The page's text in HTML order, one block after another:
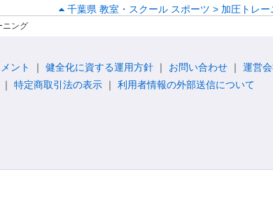
千葉県 教室・スクール スポーツ > 加圧トレ
ニング
ント 健全化に資する運用方針 お問い合わせ
運営
特定商取引法の表示 利用者情報の外部送信について